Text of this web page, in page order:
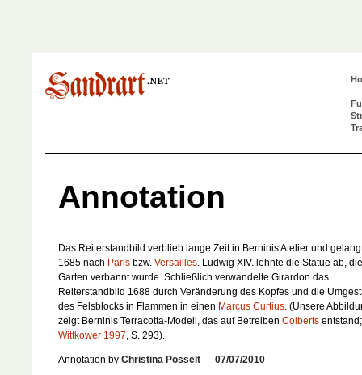
Annotation
Das Reiterstandbild verblieb lange Zeit in Berninis Atelier und
1685 nach Paris bzw. Versailles. Ludwig XIV. lehnte die Statue ab,
Garten verbannt wurde. Schließlich verwandelte Girardon das
Reiterstandbild 1688 durch Veränderung des Kopfes und die
des Felsblocks in Flammen in einen Marcus Curtius. (Unsere
zeigt Berninis Terracotta-Modell, das auf Betreiben Colberts
Wittkower 1997, S. 293).
Annotation by Christina Posselt — 07/07/2010